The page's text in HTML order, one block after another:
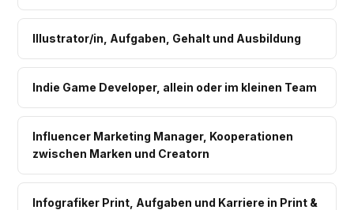
Illustrator/in, Aufgaben, Gehalt und Ausbildung
Indie Game Developer, allein oder im kleinen Team
Influencer Marketing Manager, Kooperationen
zwischen Marken und Creatorn
Infografiker Print, Aufgaben und Karriere in Print &